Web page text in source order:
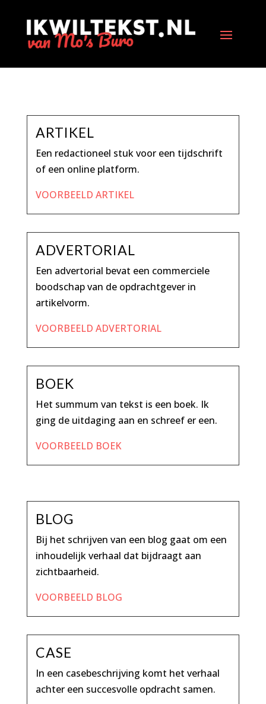
ARTIKEL
Een redactioneel stuk voor een tijdschrift
of een online platform.
VOORBEELD ARTIKEL
ADVERTORIAL
Een advertorial bevat een commerciele
boodschap van de opdrachtgever in
artikelvorm.
VOORBEELD ADVERTORIAL
BOEK
Het summum van tekst is een boek. Ik
ging de uitdaging aan en schreef er een.
VOORBEELD BOEK
BLOG
Bij het schrijven van een blog gaat om een
inhoudelijk verhaal dat bijdraagt aan
zichtbaarheid.
VOORBEELD BLOG
CASE
In een casebeschrijving komt het verhaal
achter een succesvolle opdracht samen.